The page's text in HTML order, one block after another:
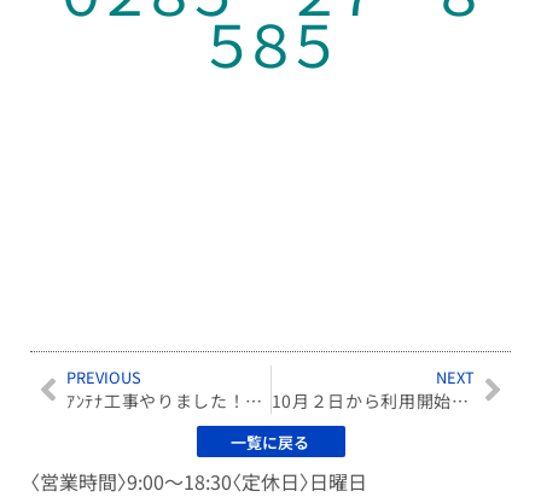
５８５
PREVIOUS
ｱﾝﾃﾅ工事やりました！！！！
NEXT
10月２日から利用開始！！！小山市共通商品券＼(^o^)／
一覧に戻る
〈営業時間〉9:00〜18:30〈定休日〉日曜日